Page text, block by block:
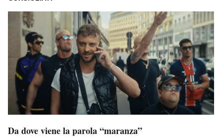
Da dove viene la parola “maranza”